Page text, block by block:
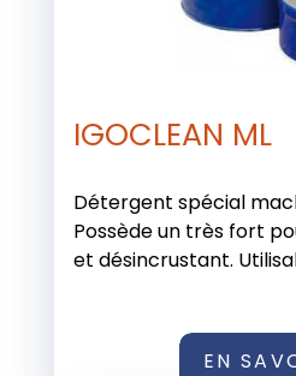
IGOCLEAN ML
Détergent spécial
Possède un très fort
et désincrustant.
EN